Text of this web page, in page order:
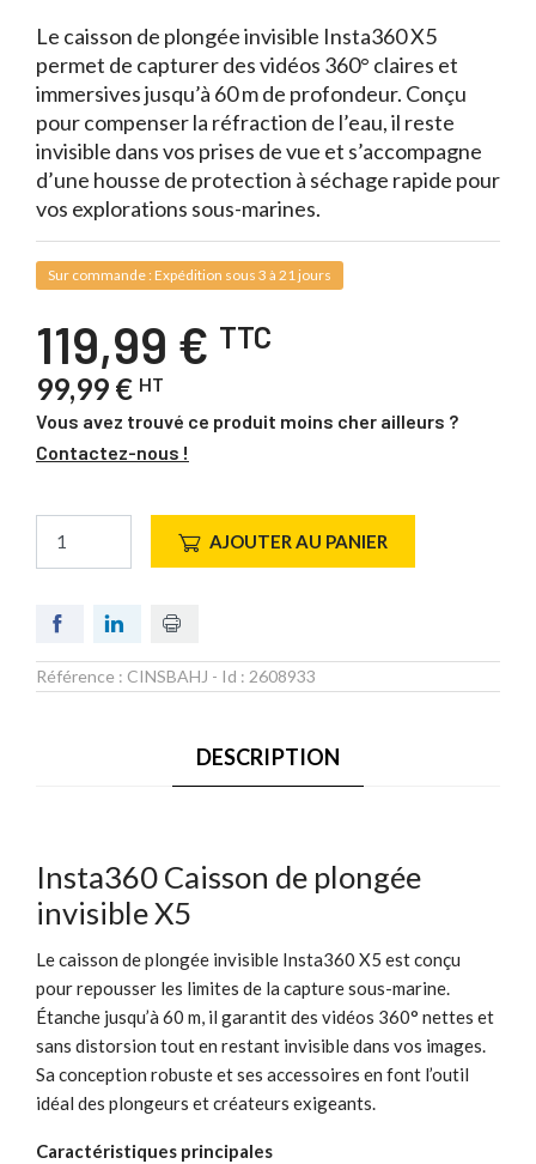
Le caisson de plongée invisible Insta360 X5
permet de capturer des vidéos 360° claires et
immersives jusqu’à 60 m de profondeur. Conçu
pour compenser la réfraction de l’eau, il reste
invisible dans vos prises de vue et s’accompagne
d’une housse de protection à séchage rapide pour
vos explorations sous-marines.
Sur commande : Expédition sous 3 à 21 jours
119,99 € TTC
99,99 € HT
Vous avez trouvé ce produit moins cher ailleurs ?
Contactez-nous !
AJOUTER AU PANIER
Référence : CINSBAHJ - Id : 2608933
DESCRIPTION
Insta360 Caisson de plongée
invisible X5
Le caisson de plongée invisible Insta360 X5 est conçu
pour repousser les limites de la capture sous-marine.
Étanche jusqu’à 60 m, il garantit des vidéos 360° nettes et
sans distorsion tout en restant invisible dans vos images.
Sa conception robuste et ses accessoires en font l’outil
idéal des plongeurs et créateurs exigeants.
Caractéristiques principales